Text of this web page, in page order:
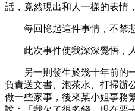
話，竟然現出和人一樣的表情
每回憶起這件事情，不禁
此次事件使我深深覺悟，
另一則發生於幾十年前的
負責送文書、泡茶水、打掃辦
做一些家事，後來某小姐事務